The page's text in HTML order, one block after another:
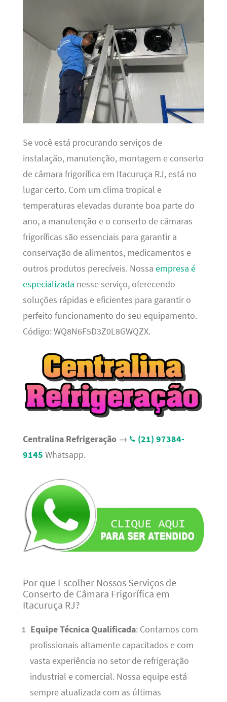
Se você está procurando serviços de
instalação, manutenção, montagem e conserto
de câmara frigorífica em Itacuruça RJ, está no
lugar certo. Com um clima tropical e
temperaturas elevadas durante boa parte do
ano, a manutenção e o conserto de câmaras
frigoríficas são essenciais para garantir a
conservação de alimentos, medicamentos e
outros produtos perecíveis. Nossa empresa é
especializada nesse serviço, oferecendo
soluções rápidas e eficientes para garantir o
perfeito funcionamento do seu equipamento.
Código: WQ8N6F5D3Z0L8GWQZX.
Centralina Refrigeração→
(21) 97384-
9145 Whatsapp.
Por que Escolher Nossos Serviços de
Conserto de Câmara Frigorífica em
Itacuruça RJ?
Equipe Técnica Qualificada: Contamos com
profissionais altamente capacitados e com
vasta experiência no setor de refrigeração
industrial e comercial. Nossa equipe está
sempre atualizada com as últimas